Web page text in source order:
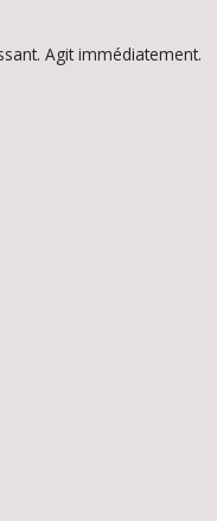
Agit immédiatement.